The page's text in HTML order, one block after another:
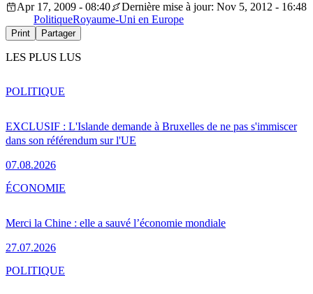
Apr 17, 2009 - 08:40
Dernière mise à jour: Nov 5, 2012 - 16:48
PolitiqueRoyaume-Uni en Europe
Print Partager
LES PLUS LUS
EXCLUSIF : L'Islande demande à Bruxelles de ne pas s'immiscer
dans son référendum sur l'UE
07.08.2026
POLITIQUE
Merci la Chine : elle a sauvé l’économie mondiale
27.07.2026
ÉCONOMIE
POLITIQUE